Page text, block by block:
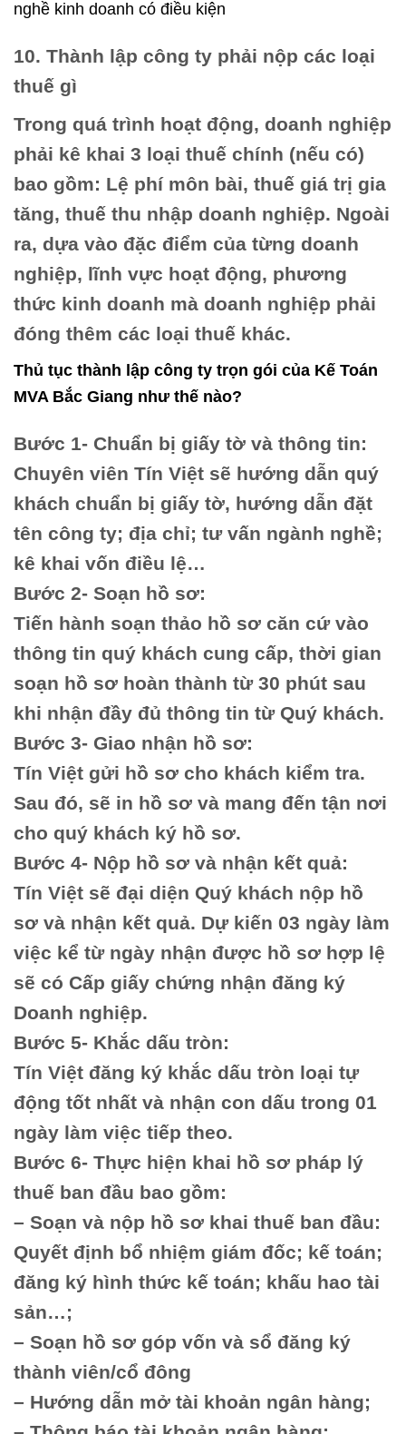
nghề kinh doanh có điều kiện
10. Thành lập công ty phải nộp các loại
thuế gì
Trong quá trình hoạt động, doanh nghiệp
phải kê khai 3 loại thuế chính (nếu có)
bao gồm: Lệ phí môn bài, thuế giá trị gia
tăng, thuế thu nhập doanh nghiệp. Ngoài
ra, dựa vào đặc điểm của từng doanh
nghiệp, lĩnh vực hoạt động, phương
thức kinh doanh mà doanh nghiệp phải
đóng thêm các loại thuế khác.
Thủ tục thành lập công ty trọn gói của Kế Toán
MVA Bắc Giang như thế nào?
Bước 1- Chuẩn bị giấy tờ và thông tin:
Chuyên viên Tín Việt sẽ hướng dẫn quý
khách chuẩn bị giấy tờ, hướng dẫn đặt
tên công ty; địa chỉ; tư vấn ngành nghề;
kê khai vốn điều lệ…
Bước 2- Soạn hồ sơ:
Tiến hành soạn thảo hồ sơ căn cứ vào
thông tin quý khách cung cấp, thời gian
soạn hồ sơ hoàn thành từ 30 phút sau
khi nhận đầy đủ thông tin từ Quý khách.
Bước 3- Giao nhận hồ sơ:
Tín Việt gửi hồ sơ cho khách kiểm tra.
Sau đó, sẽ in hồ sơ và mang đến tận nơi
cho quý khách ký hồ sơ.
Bước 4- Nộp hồ sơ và nhận kết quả:
Tín Việt sẽ đại diện Quý khách nộp hồ
sơ và nhận kết quả. Dự kiến 03 ngày làm
việc kể từ ngày nhận được hồ sơ hợp lệ
sẽ có Cấp giấy chứng nhận đăng ký
Doanh nghiệp.
Bước 5- Khắc dấu tròn:
Tín Việt đăng ký khắc dấu tròn loại tự
động tốt nhất và nhận con dấu trong 01
ngày làm việc tiếp theo.
Bước 6- Thực hiện khai hồ sơ pháp lý
thuế ban đầu bao gồm:
– Soạn và nộp hồ sơ khai thuế ban đầu:
Quyết định bổ nhiệm giám đốc; kế toán;
đăng ký hình thức kế toán; khấu hao tài
sản…;
– Soạn hồ sơ góp vốn và sổ đăng ký
thành viên/cổ đông
– Hướng dẫn mở tài khoản ngân hàng;